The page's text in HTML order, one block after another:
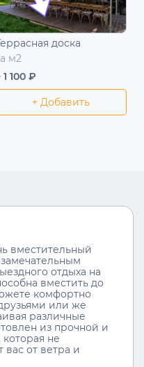
доска
м2
1 100 ₽
+ Добавить
вместительный
отдыха на
вместить до
комфортно
или же
различные
из прочной и
которая не
вас от ветра и